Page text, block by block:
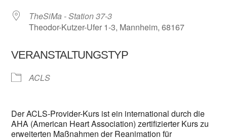
TheSiMa - Station 37-3
Theodor-Kutzer-Ufer 1-3, Mannheim, 68167
VERANSTALTUNGSTYP
ACLS
Der ACLS-Provider-Kurs ist ein international durch die
AHA (American Heart Association) zertifizierter Kurs zu
erweiterten Maßnahmen der Reanimation für